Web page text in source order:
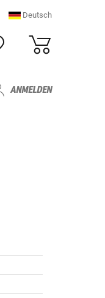
Deutsch
ANMELDEN